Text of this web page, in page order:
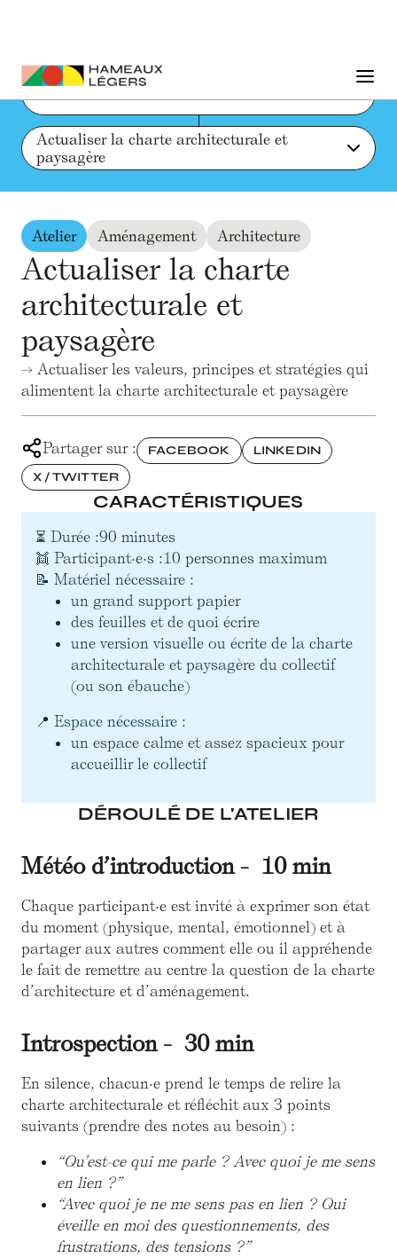
Actualiser la charte architecturale et
paysagère
Atelier Aménagement Architecture
Actualiser la charte
architecturale et
paysagère
→ Actualiser les valeurs, principes et stratégies qui
alimentent la charte architecturale et paysagère
Partager sur : FACEBOOK
LINKEDIN
X / TWITTER
CARACTÉRISTIQUES
⏳ Durée :90 minutes
👯 Participant·e·s :10 personnes maximum
📝 Matériel nécessaire :
un grand support papier
des feuilles et de quoi écrire
une version visuelle ou écrite de la charte
architecturale et paysagère du collectif
(ou son ébauche)
📍 Espace nécessaire :
un espace calme et assez spacieux pour
accueillir le collectif
DÉROULÉ DE L'ATELIER
Météo d’introduction - 10 min
Chaque participant·e est invité à exprimer son état
du moment (physique, mental, émotionnel) et à
partager aux autres comment elle ou il appréhende
le fait de remettre au centre la question de la charte
d’architecture et d’aménagement.
Introspection - 30 min
En silence, chacun·e prend le temps de relire la
charte architecturale et réfléchit aux 3 points
suivants (prendre des notes au besoin) :
“Qu’est-ce qui me parle ? Avec quoi je me sens
en lien ?”
“Avec quoi je ne me sens pas en lien ? Qui
éveille en moi des questionnements, des
frustrations, des tensions ?”